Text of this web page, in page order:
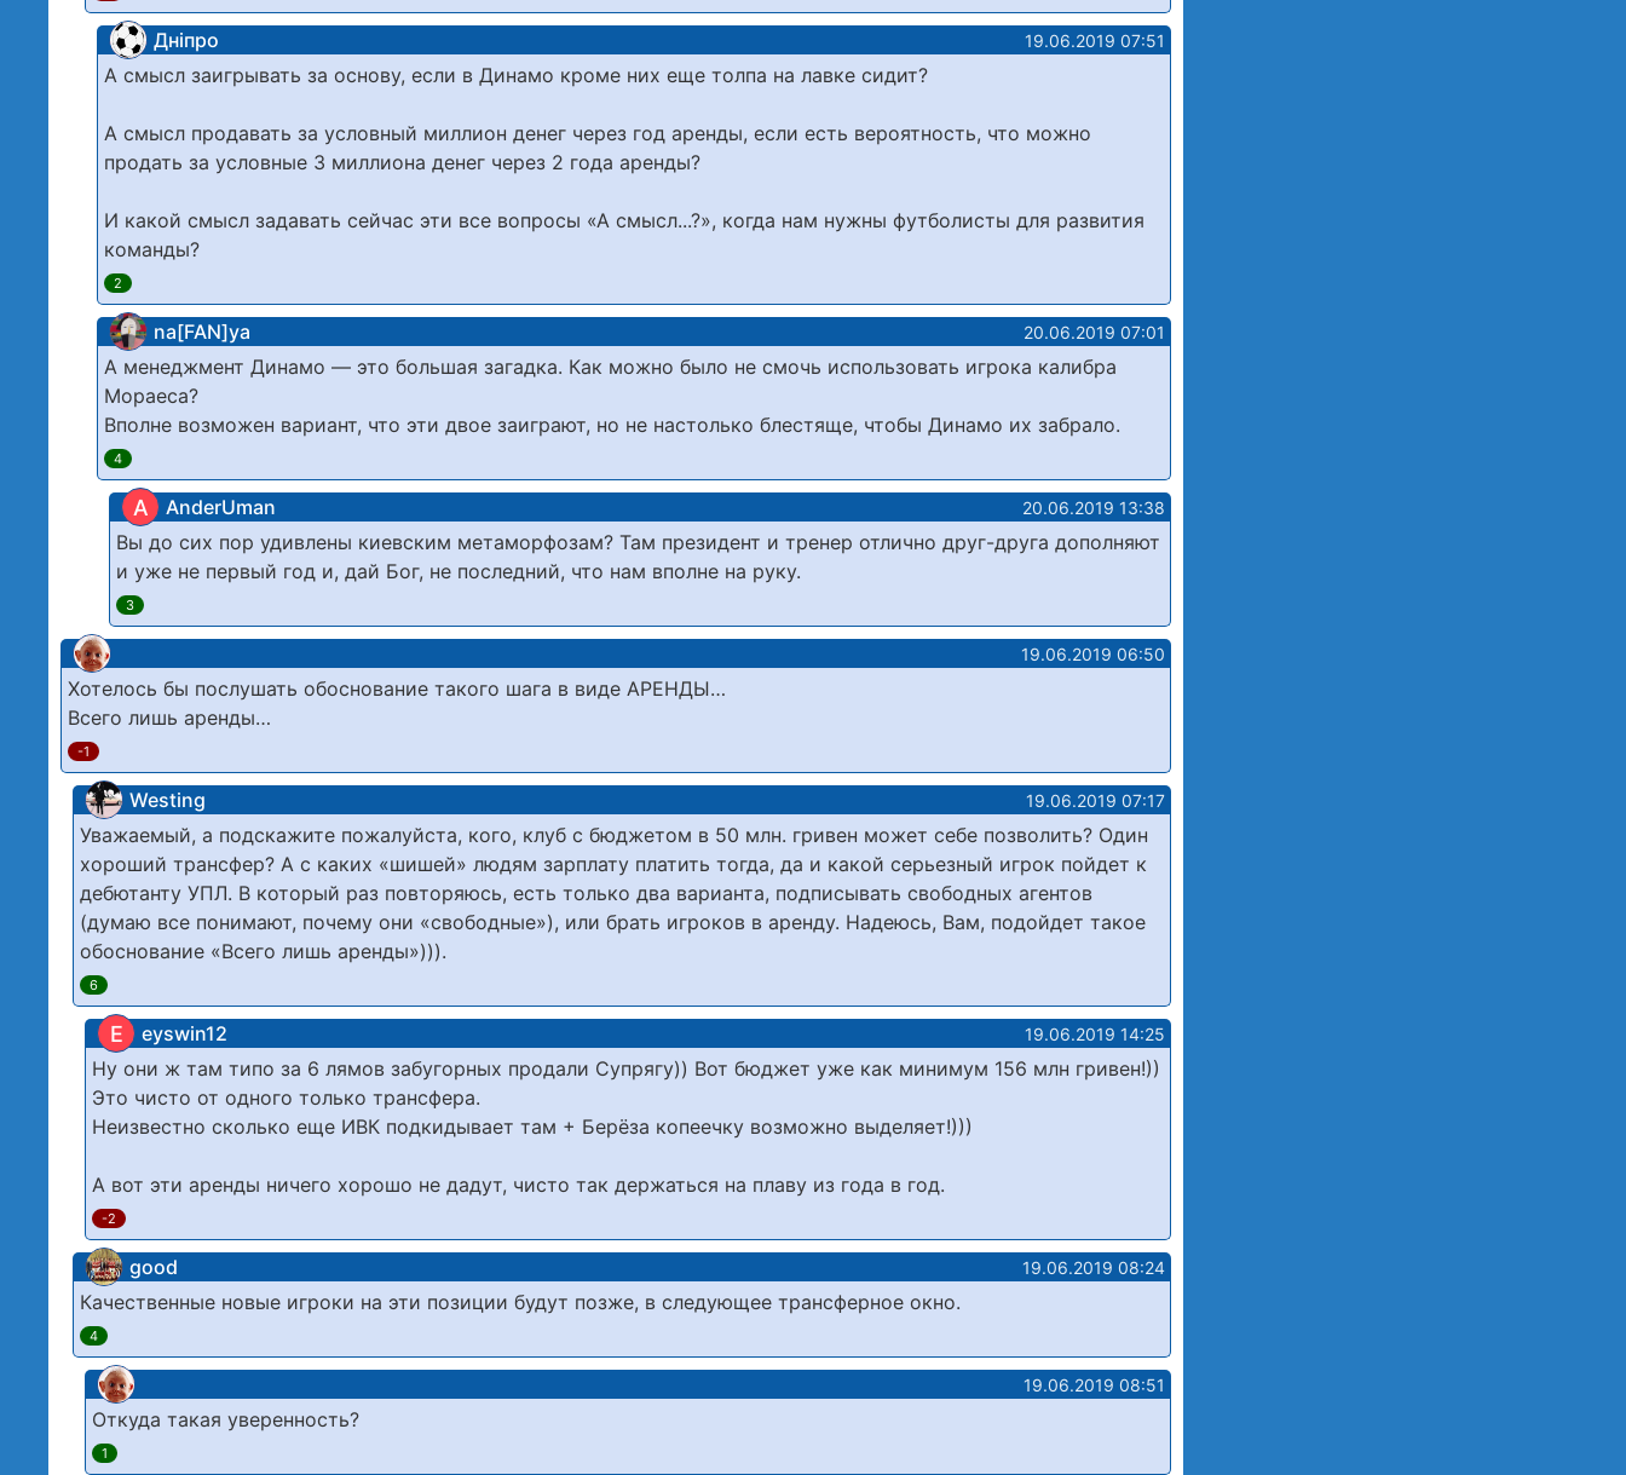
Дніпро 19.06.2019 07:51
А смысл заигрывать за основу, если в Динамо кроме них еще толпа на лавке сидит?
А смысл продавать за условный миллион денег через год аренды, если есть вероятность, что можно
продать за условные 3 миллиона денег через 2 года аренды?
И какой смысл задавать сейчас эти все вопросы «А смысл...?», когда нам нужны футболисты для развития
команды?
2
na[FAN]ya 20.06.2019 07:01
А менеджмент Динамо — это большая загадка. Как можно было не смочь использовать игрока калибра
Мораеса?
Вполне возможен вариант, что эти двое заиграют, но не настолько блестяще, чтобы Динамо их забрало.
4
A AnderUman 20.06.2019 13:38
Вы до сих пор удивлены киевским метаморфозам? Там президент и тренер отлично друг-друга дополняют
и уже не первый год и, дай Бог, не последний, что нам вполне на руку.
3
19.06.2019 06:50
Хотелось бы послушать обоснование такого шага в виде АРЕНДЫ…
Всего лишь аренды…
-1
Westing 19.06.2019 07:17
Уважаемый, а подскажите пожалуйста, кого, клуб с бюджетом в 50 млн. гривен может себе позволить? Один
хороший трансфер? А с каких «шишей» людям зарплату платить тогда, да и какой серьезный игрок пойдет к
дебютанту УПЛ. В который раз повторяюсь, есть только два варианта, подписывать свободных агентов
(думаю все понимают, почему они «свободные»), или брать игроков в аренду. Надеюсь, Вам, подойдет такое
обоснование «Всего лишь аренды»))).
6
E eyswin12 19.06.2019 14:25
Ну они ж там типо за 6 лямов забугорных продали Супрягу)) Вот бюджет уже как минимум 156 млн гривен!))
Это чисто от одного только трансфера.
Неизвестно сколько еще ИВК подкидывает там + Берёза копеечку возможно выделяет!)))
А вот эти аренды ничего хорошо не дадут, чисто так держаться на плаву из года в год.
-2
good 19.06.2019 08:24
Качественные новые игроки на эти позиции будут позже, в следующее трансферное окно.
4
19.06.2019 08:51
Откуда такая уверенность?
1